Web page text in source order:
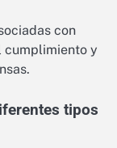
con
cumplimiento y
tipos